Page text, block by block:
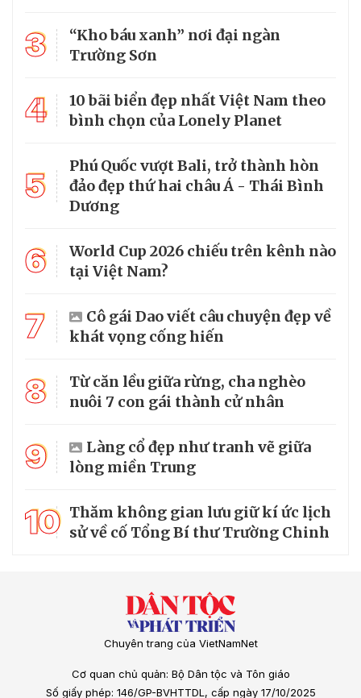
3
“Kho báu xanh” nơi đại ngàn
Trường Sơn
4
10 bãi biển đẹp nhất Việt Nam theo
bình chọn của Lonely Planet
5
Phú Quốc vượt Bali, trở thành hòn
đảo đẹp thứ hai châu Á - Thái Bình
Dương
6
World Cup 2026 chiếu trên kênh nào
tại Việt Nam?
7
Cô gái Dao viết câu chuyện đẹp về
khát vọng cống hiến
8
Từ căn lều giữa rừng, cha nghèo
nuôi 7 con gái thành cử nhân
9
Làng cổ đẹp như tranh vẽ giữa
lòng miền Trung
10 Thăm không gian lưu giữ kí ức lịch
sử về cố Tổng Bí thư Trường Chinh
Chuyên trang của VietNamNet
Cơ quan chủ quản: Bộ Dân tộc và Tôn giáo
Số giấy phép: 146/GP-BVHTTDL, cấp ngày 17/10/2025